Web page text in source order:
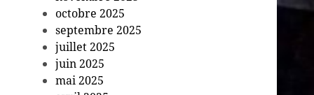
octobre 2025
septembre 2025
juillet 2025
juin 2025
mai 2025